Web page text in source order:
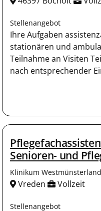
Stellenangebot
Ihre Aufgaben
stationären und
Teilnahme an Visiten
nach entsprechender
Senioren- und
Klinikum
Vreden Vollzeit
Stellenangebot